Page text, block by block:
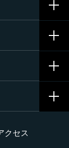
ビン専攻］
クセス